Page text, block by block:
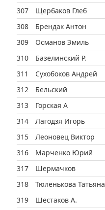
307
Щербаков Глеб
308
Брендак Антон
309
Османов Эмиль
310
Базелинский Р.
311
Сухобоков Андрей
312
Бельский
313
Горская А
314
Лагодзя Игорь
315
Леоновец Виктор
316
Марченко Юрий
317
Шермачков
318
Тюленькова Татьяна
319
Шестаков А.